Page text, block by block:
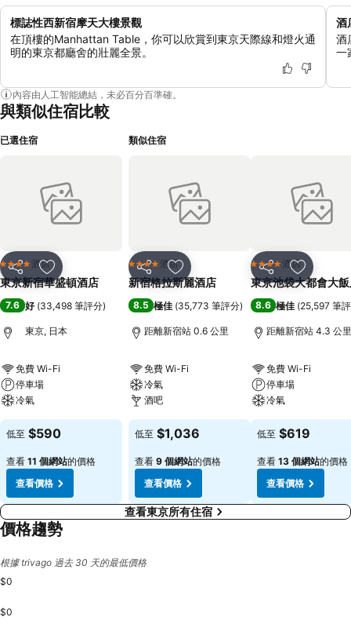
標誌性西新宿摩天大樓景觀
在頂樓的Manhattan Table，你可以欣賞到東京天際線和燈火通
明的東京都廳舍的壯麗全景。
酒
酒
一
內容由人工智能總結，未必百分百準確。
與類似住宿比較
已選住宿
分享 放到收藏夾
4 星級 酒店
東京新宿華盛頓酒店
7.6 好 (33,498 筆評分)
東京, 日本
免費 Wi-Fi
停車場
冷氣
低至 $590
查看 11 個網站的價格
查看價格
類似住宿
分享 放到收藏夾
4 星級 酒店
新宿格拉斯麗酒店
8.5 極佳 (35,773 筆評分)
距離新宿站 0.6 公里
免費 Wi-Fi
冷氣
酒吧
低至 $1,036
查看 9 個網站的價格
查看價格
分享 放到收藏
4 星級 酒店
東京池袋大都會大
8.6 極佳 (25,597 筆
距離新宿站 4.3 公里
免費 Wi-Fi
停車場
冷氣
低至 $619
查看 13 個網站的價格
查看價格
查看東京所有住宿
價格趨勢
根據 trivago 過去 30 天的最低價格
$0
$0